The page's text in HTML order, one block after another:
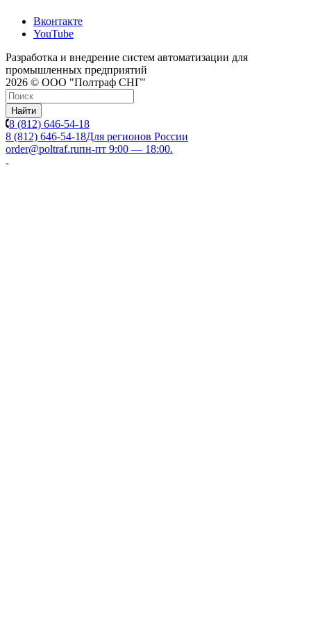
Вконтакте
YouTube
Разработка и внедрение систем автоматизации для
промышленных предприятий
2026 © ООО "Полтраф СНГ"
Найти
8 (812) 646-54-18
8 (812) 646-54-18Для регионов России
order@poltraf.ruпн-пт 9:00 — 18:00.